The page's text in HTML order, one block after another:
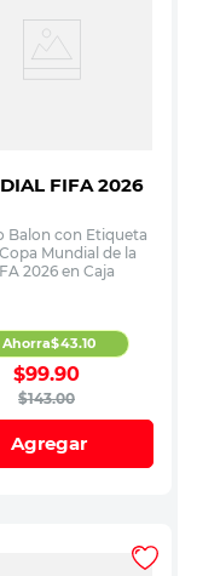
FIFA 2026
Balon con Etiqueta
Mundial de la
2026 en Caja
$143.00
$99.90
Ahorra$43.10
Agregar